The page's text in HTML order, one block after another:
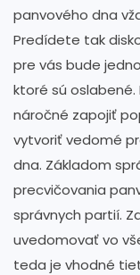
panvového dna
Predídete tak
pre vás bude
ktoré sú
náročné zapojiť
vytvoriť vedomé
dna. Základom
precvičovania
správnych partií.
uvedomovať vo
teda je vhodné